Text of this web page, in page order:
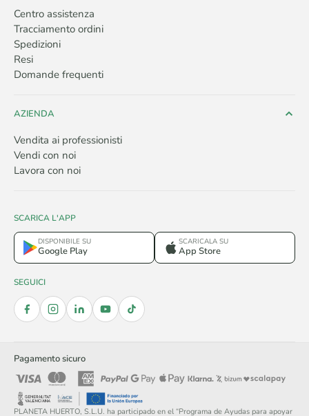
Centro assistenza
Tracciamento ordini
Spedizioni
Resi
Domande frequenti
AZIENDA
Vendita ai professionisti
Vendi con noi
Lavora con noi
SCARICA L'APP
DISPONIBILE SU
Google Play
SCARICALA SU
App Store
SEGUICI
Pagamento sicuro
PLANETA HUERTO, S.L.U. ha participado en el “Programa de Ayudas para apoyar